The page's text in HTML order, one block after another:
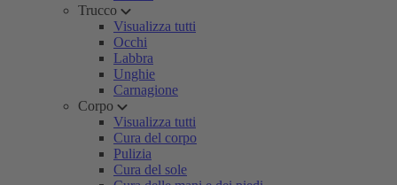
Trucco
Visualizza tutti
Occhi
Labbra
Unghie
Carnagione
Corpo
Visualizza tutti
Cura del corpo
Pulizia
Cura del sole